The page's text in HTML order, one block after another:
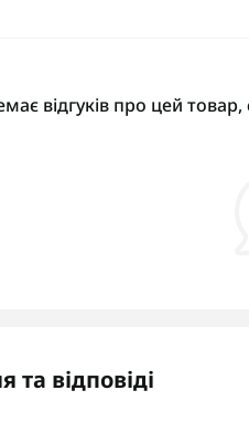
відгуків про цей
та відповіді